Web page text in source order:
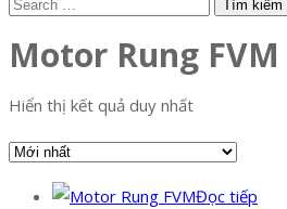
Motor Rung
Hiển thị kết quả duy nhất
Đọc tiếp